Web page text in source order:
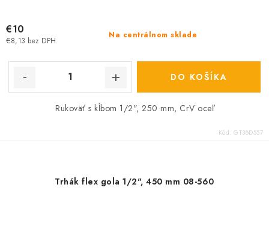
Na centrálnom sklade
€8,13 bez DPH
€10
DO KOŠÍKA
Rukoväť s kĺbom 1/2", 250 mm, CrV oceľ
Kód: GT38D557
Trhák flex gola 1/2", 450 mm 08-560